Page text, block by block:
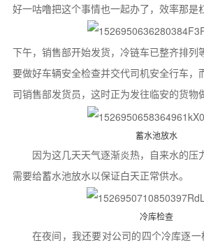
好一咕噜把这个事情也一起办了，效率那是
下午，销售部开始发货，冷链车已整齐排列
要做好车辆安全检查并交代司机安全行车，
司销售部发货员，这时正为发往临安的货物
蓄水池放水
因为这几天天气逐渐炎热，自来水的压
需要给蓄水池放水以保证白天正常供水。
冷库检查
在夜间，我还要对公司的四个冷库逐